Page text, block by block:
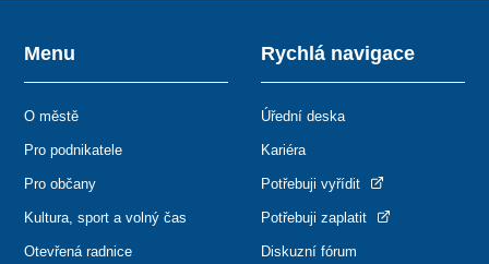
Menu
O městě
Pro podnikatele
Pro občany
Kultura, sport a volný čas
Otevřená radnice
Rychlá navigace
Úřední deska
Kariéra
Potřebuji vyřídit
Potřebuji zaplatit
Diskuzní fórum